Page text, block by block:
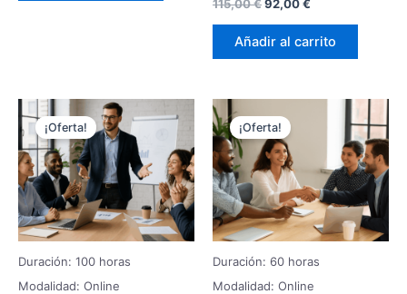
115,00€92,00€
Añadir al carrito
Duración: 100 horas
Modalidad: Online
¡Oferta!precio
original
era:
192,50 €.
precio
actual
es:
154,00 €.
Duración: 60 horas
Modalidad: Online
¡Oferta!precio
original
era:
143,75 €.
precio
actual
115,00 €.